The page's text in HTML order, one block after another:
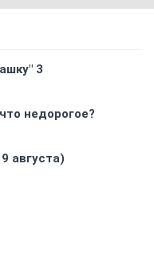
3
недорогое?
августа)